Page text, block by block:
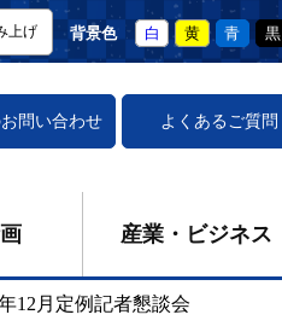
上げ 背景色 白 黄 青 黒
お問い合わせ よくあるご質問
産業・ビジネス
12月定例記者懇談会